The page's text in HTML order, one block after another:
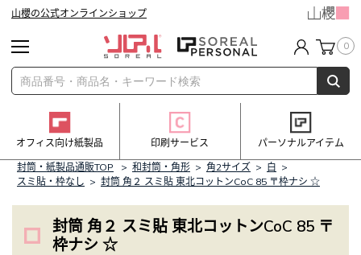
山櫻の公式オンラインショップ
0
オフィス向け紙製品 印刷サービス
パーソナルアイテム
封筒・紙製品通販TOP
> 和封筒・角形 > 角2サイズ > 白 >
スミ貼・枠なし > 封筒 角２ スミ貼 東北コットンCoC 85 〒枠ナシ ☆
封筒 角２ スミ貼 東北コットンCoC 85 〒
枠ナシ ☆